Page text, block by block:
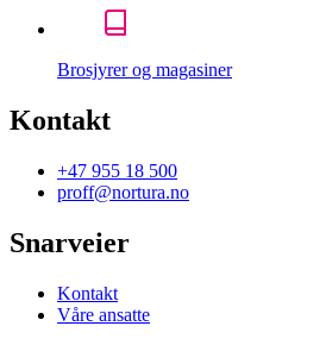
Brosjyrer og magasiner
Kontakt
+47 955 18 500
proff@nortura.no
Snarveier
Kontakt
Våre ansatte